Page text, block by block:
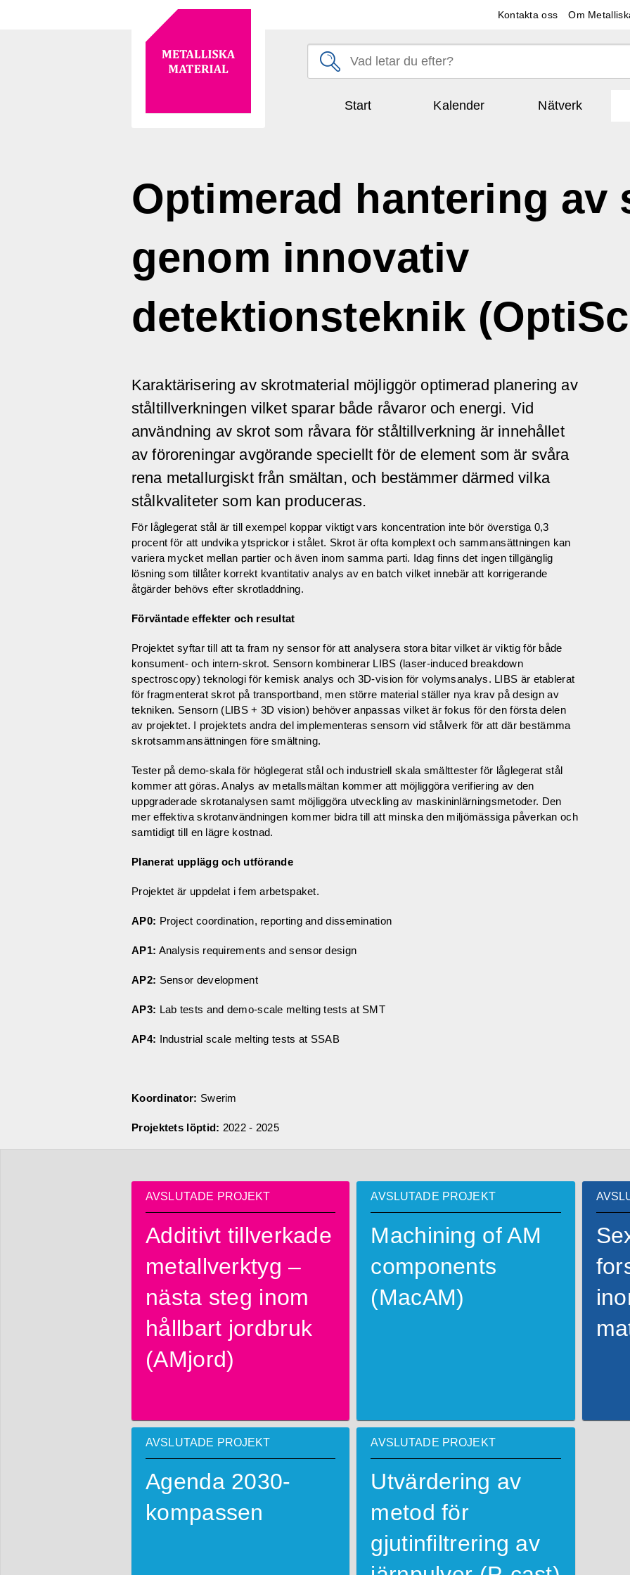
Kontakta oss Om
Start Kalender Nätverk
Optimerad hantering av
genom innovativ
detektionsteknik
Karaktärisering av skrotmaterial möjliggör optimerad planering av
ståltillverkningen vilket sparar både råvaror och energi. Vid
användning av skrot som råvara för ståltillverkning är innehållet
av föroreningar avgörande speciellt för de element som är svåra
rena metallurgiskt från smältan, och bestämmer därmed vilka
stålkvaliteter som kan produceras.
För låglegerat stål är till exempel koppar viktigt vars koncentration inte bör överstiga 0,3
procent för att undvika ytsprickor i stålet. Skrot är ofta komplext och sammansättningen kan
variera mycket mellan partier och även inom samma parti. Idag finns det ingen tillgänglig
lösning som tillåter korrekt kvantitativ analys av en batch vilket innebär att korrigerande
åtgärder behövs efter skrotladdning.
Förväntade effekter och resultat
Projektet syftar till att ta fram ny sensor för att analysera stora bitar vilket är viktig för både
konsument- och intern-skrot. Sensorn kombinerar LIBS (laser-induced breakdown
spectroscopy) teknologi för kemisk analys och 3D-vision för volymsanalys. LIBS är etablerat
för fragmenterat skrot på transportband, men större material ställer nya krav på design av
tekniken. Sensorn (LIBS + 3D vision) behöver anpassas vilket är fokus för den första delen
av projektet. I projektets andra del implementeras sensorn vid stålverk för att där bestämma
skrotsammansättningen före smältning.
Tester på demo-skala för höglegerat stål och industriell skala smälttester för låglegerat stål
kommer att göras. Analys av metallsmältan kommer att möjliggöra verifiering av den
uppgraderade skrotanalysen samt möjliggöra utveckling av maskininlärningsmetoder. Den
mer effektiva skrotanvändningen kommer bidra till att minska den miljömässiga påverkan och
samtidigt till en lägre kostnad.
Planerat upplägg och utförande
Projektet är uppdelat i fem arbetspaket.
AP0: Project coordination, reporting and dissemination
AP1: Analysis requirements and sensor design
AP2: Sensor development
AP3: Lab tests and demo-scale melting tests at SMT
AP4: Industrial scale melting tests at SSAB
Koordinator: Swerim
Projektets löptid: 2022 - 2025
AVSLUTADE PROJEKT
Additivt tillverkade
metallverktyg –
nästa steg inom
hållbart jordbruk
(AMjord)
AVSLUTADE PROJEKT
Machining of AM
components
(MacAM)
AVSLUTADE PROJEKT
Agenda 2030-
kompassen
AVSLUTADE PROJEKT
Utvärdering av
metod för
gjutinfiltrering av